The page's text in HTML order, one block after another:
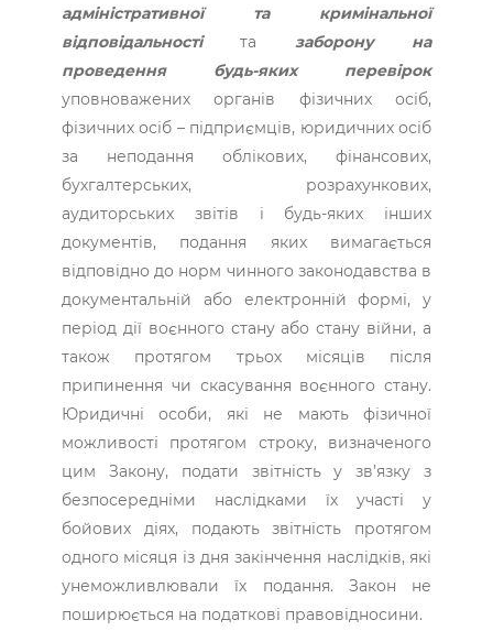
адміністративної та кримінальної
відповідальностіта заборону на
проведення будь-яких перевірок
уповноважених органів фізичних осіб,
фізичних осіб – підприємців, юридичних осіб
за неподання облікових, фінансових,
бухгалтерських, розрахункових,
аудиторських звітів і будь-яких інших
документів, подання яких вимагається
відповідно до норм чинного законодавства в
документальній або електронній формі, у
період дії воєнного стану або стану війни, а
також протягом трьох місяців після
припинення чи скасування воєнного стану.
Юридичні особи, які не мають фізичної
можливості протягом строку, визначеного
цим Закону, подати звітність у зв’язку з
безпосередніми наслідками їх участі у
бойових діях, подають звітність протягом
одного місяця із дня закінчення наслідків, які
унеможливлювали їх подання. Закон не
поширюється на податкові правовідносини.